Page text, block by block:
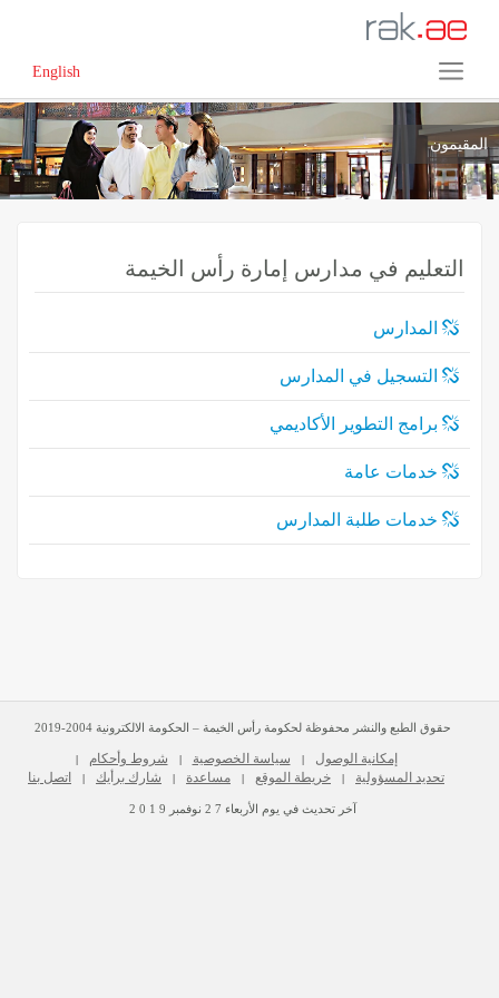
English
المقيمون
التعليم في مدارس إمارة رأس الخيمة
المدارس
التسجيل في المدارس
برامج التطوير الأكاديمي
خدمات عامة
خدمات طلبة المدارس
حقوق الطبع والنشر محفوظة لحكومة رأس الخيمة – الحكومة الالكترونية 2004-2019
إمكانية الوصول | سياسة الخصوصية | شروط وأحكام |
تحديد المسؤولية | خريطة الموقع | مساعدة | شارك برأيك | اتصل بنا
2 0 1 9 نوفمبر 2 7 الأربعاء آخر تحديث في يوم